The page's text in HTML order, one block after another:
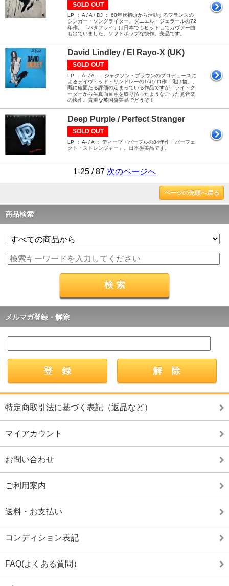
SOLD OUT
LP ： A / A / DJ ： 60年代初頭から活動するフランスの
シンガー・ソングライター、ダニエル・ジェラールの72
年作。「バタフライ」は日本でもヒットしてカヴァー曲
も出ていました。ソフトポップな快作。美品です。
David Lindley / El Rayo-X (UK)
SOLD OUT
LP ： A- / A- ： ジャクソン・ブラウンのプロデュースに
よるデイヴィッド・リンドレーの1stソロ作「化け物」。
既に確固たる評価の定まっている作品ですが、ライ・ク
ーダーから生真面目さを取り払ったようなごった煮音楽
の快作。貴重な英国盤美品でどうぞ！
Deep Purple / Perfect Stranger
SOLD OUT
LP ： A- / A ： ディープ・パープルの84年作「パーフェ
クト・ストレンジャー」。日本盤美品です。
1-25 / 87 次のページへ
ページの先頭へ戻る
商品検索
メルマガ登録・解除
特定商取引法に基づく表記（返品など）
マイアカウント
お問い合わせ
ご利用案内
送料・お支払い
コンディション表記
FAQ(よくある質問）